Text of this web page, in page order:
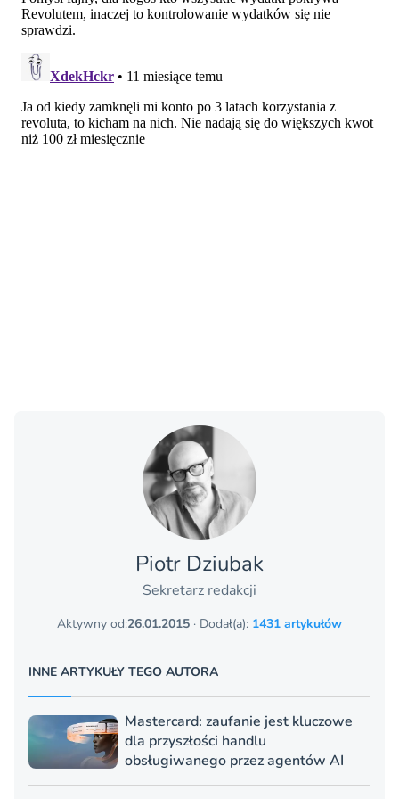
Piotr Dziubak
Sekretarz redakcji
Aktywny od:26.01.2015 · Dodał(a): 1431 artykułów
INNE ARTYKUŁY TEGO AUTORA
Mastercard: zaufanie jest kluczowe
dla przyszłości handlu
obsługiwanego przez agentów AI